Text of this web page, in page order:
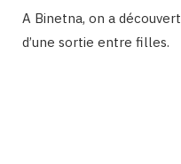
A Binetna, on a découvert
d’une sortie entre filles.